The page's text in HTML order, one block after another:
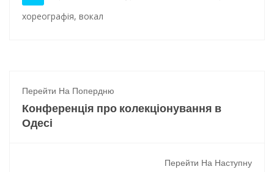
хореографія, вокал
Перейти На Попердню
Конференція про колекціонування в
Одесі
Перейти На Наступну